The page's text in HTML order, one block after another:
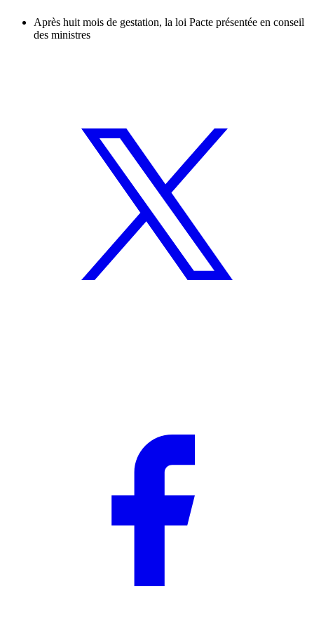
Après huit mois de gestation, la loi Pacte présentée en conseil
des ministres